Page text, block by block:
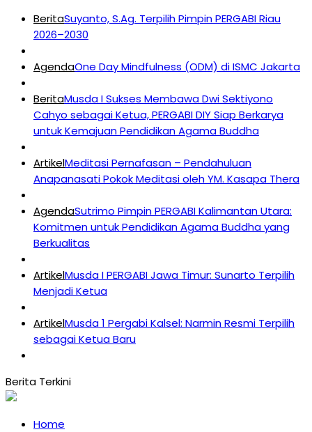
BeritaSuyanto, S.Ag. Terpilih Pimpin PERGABI Riau
2026–2030
AgendaOne Day Mindfulness (ODM) di ISMC Jakarta
BeritaMusda I Sukses Membawa Dwi Sektiyono
Cahyo sebagai Ketua, PERGABI DIY Siap Berkarya
untuk Kemajuan Pendidikan Agama Buddha
ArtikelMeditasi Pernafasan – Pendahuluan
Anapanasati Pokok Meditasi oleh YM. Kasapa Thera
AgendaSutrimo Pimpin PERGABI Kalimantan Utara:
Komitmen untuk Pendidikan Agama Buddha yang
Berkualitas
ArtikelMusda I PERGABI Jawa Timur: Sunarto Terpilih
Menjadi Ketua
ArtikelMusda 1 Pergabi Kalsel: Narmin Resmi Terpilih
sebagai Ketua Baru
Home